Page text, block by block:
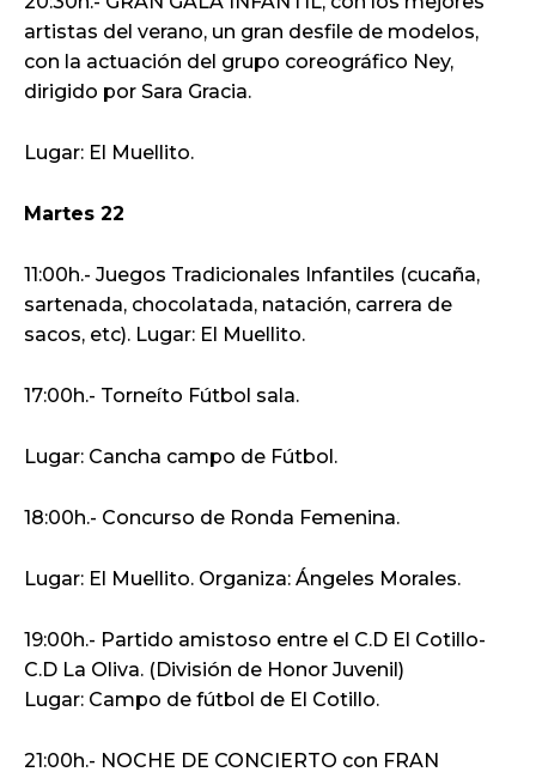
artistas del verano, un gran desfile de modelos,
con la actuación del grupo coreográfico Ney,
dirigido por Sara Gracia.
Lugar: El Muellito.
Martes 22
11:00h.- Juegos Tradicionales Infantiles (cucaña,
sartenada, chocolatada, natación, carrera de
sacos, etc). Lugar: El Muellito.
17:00h.- Torneíto Fútbol sala.
Lugar: Cancha campo de Fútbol.
18:00h.- Concurso de Ronda Femenina.
Lugar: El Muellito. Organiza: Ángeles Morales.
19:00h.- Partido amistoso entre el C.D El Cotillo-
C.D La Oliva. (División de Honor Juvenil)
Lugar: Campo de fútbol de El Cotillo.
21:00h.- NOCHE DE CONCIERTO con FRAN